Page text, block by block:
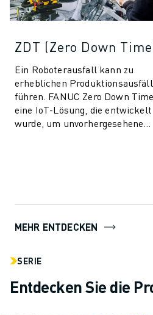
ZDT (Zero Down
Ein Roboterausfall kann zu
erheblichen
führen. FANUC Zero Down
eine IoT-Lösung, die entwickelt
wurde, um unvorhergesehene
MEHR ENTDECKEN
SERIE
Entdecken Sie die